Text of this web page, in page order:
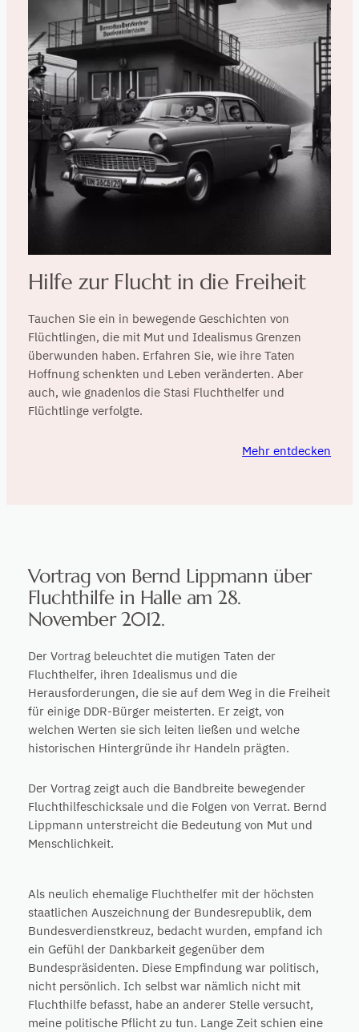
Hilfe zur Flucht in die Freiheit
Tauchen Sie ein in bewegende Geschichten von
Flüchtlingen, die mit Mut und Idealismus Grenzen
überwunden haben. Erfahren Sie, wie ihre Taten
Hoffnung schenkten und Leben veränderten. Aber
auch, wie gnadenlos die Stasi Fluchthelfer und
Flüchtlinge verfolgte.
Mehr entdecken
Vortrag von Bernd Lippmann über
Fluchthilfe in Halle am 28.
November 2012.
Der Vortrag beleuchtet die mutigen Taten der
Fluchthelfer, ihren Idealismus und die
Herausforderungen, die sie auf dem Weg in die Freiheit
für einige DDR-Bürger meisterten. Er zeigt, von
welchen Werten sie sich leiten ließen und welche
historischen Hintergründe ihr Handeln prägten.
Der Vortrag zeigt auch die Bandbreite bewegender
Fluchthilfeschicksale und die Folgen von Verrat. Bernd
Lippmann unterstreicht die Bedeutung von Mut und
Menschlichkeit.
Als neulich ehemalige Fluchthelfer mit der höchsten
staatlichen Auszeichnung der Bundesrepublik, dem
Bundesverdienstkreuz, bedacht wurden, empfand ich
ein Gefühl der Dankbarkeit gegenüber dem
Bundespräsidenten. Diese Empfindung war politisch,
nicht persönlich. Ich selbst war nämlich nicht mit
Fluchthilfe befasst, habe an anderer Stelle versucht,
meine politische Pflicht zu tun. Lange Zeit schien eine